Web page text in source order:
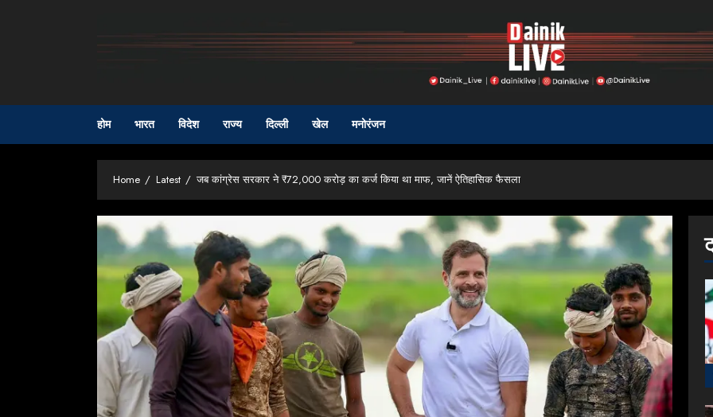
होम भारत विदेश राज्य दिल्ली खेल मनोरंजन
Home Latest जब कांग्रेस सरकार ने ₹72,000 करोड़ का कर्ज किया था माफ, जानें ऐतिहासिक फैसला